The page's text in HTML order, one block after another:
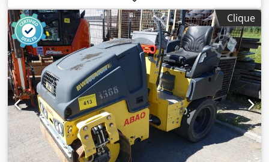
Tipo de motor: Deutz DEUTZ TCD4.1 L-4 Dwodpfex Sqhiox
Anfja
Clique